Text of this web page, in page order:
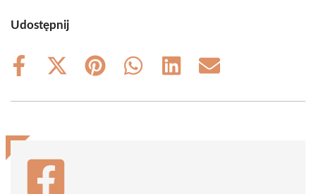
Udostępnij
Share
Share
(Twitter)
Share
Share
Share
Share